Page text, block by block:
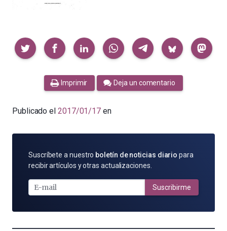
Compartir
Imprimir Deja un comentario
Publicado el 2017/01/17 en
SUSCRÍBETE
POR
MAIL
Suscríbete a nuestro boletín de noticias diario para
recibir artículos y otras actualizaciones.
Suscribirme